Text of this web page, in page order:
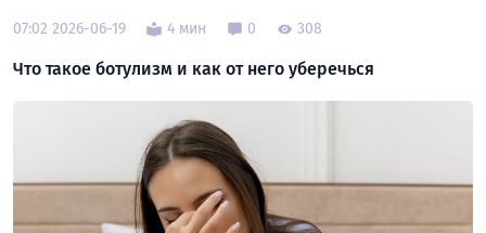
07:02 2026-06-19 4 мин 0 308
Что такое ботулизм и как от него уберечься